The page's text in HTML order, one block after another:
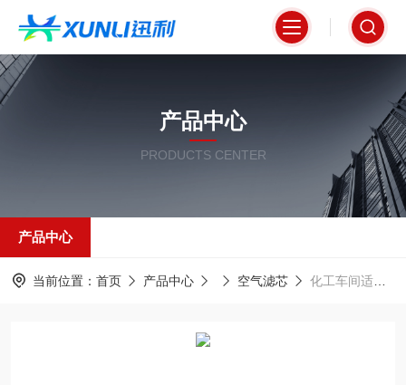
产品中心
PRODUCTS CENTER
产品中心
当前位置： 首页 产品中心 空气滤芯 化工车间适配空气自洁式过滤器320*900mm